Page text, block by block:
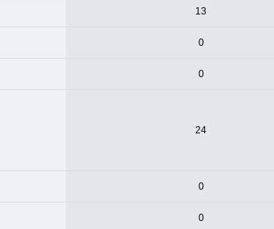
13
0
0
24
0
0